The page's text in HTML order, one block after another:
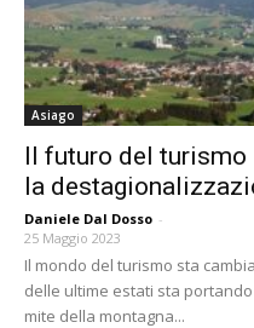
Asiago
Il futuro del turismo
la
Daniele Dal Dosso -
25 Maggio 2023
Il mondo del turismo sta
delle ultime estati sta
mite della montagna...